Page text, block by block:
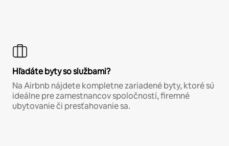
Hľadáte byty so službami?
Na Airbnb nájdete kompletne zariadené byty, ktoré sú
ideálne pre zamestnancov spoločností, firemné
ubytovanie či presťahovanie sa.